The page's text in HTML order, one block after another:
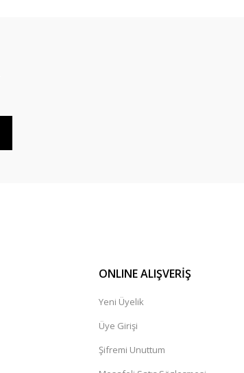
ONLINE ALIŞVERİŞ
Yeni Üyelik
Üye Girişi
Şifremi Unuttum